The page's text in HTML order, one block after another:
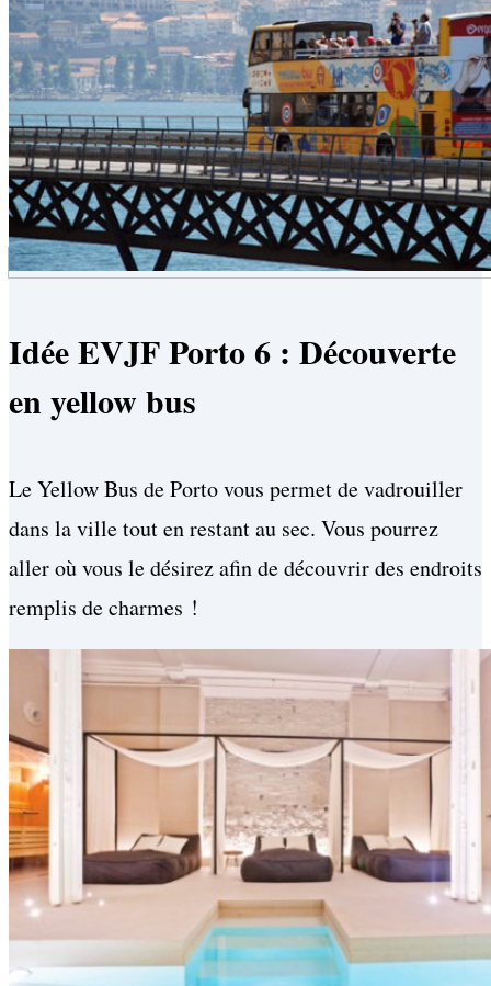
Idée EVJF Porto 6 : Découverte
en yellow bus
Le Yellow Bus de Porto vous permet de vadrouiller
dans la ville tout en restant au sec. Vous pourrez
aller où vous le désirez afin de découvrir des endroits
remplis de charmes !